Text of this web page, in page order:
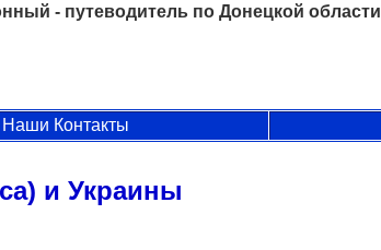
- путеводитель по Донецкой области
Наши Контакты
и Украины